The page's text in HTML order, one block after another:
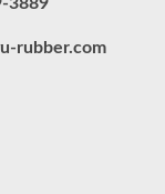
rubber.com